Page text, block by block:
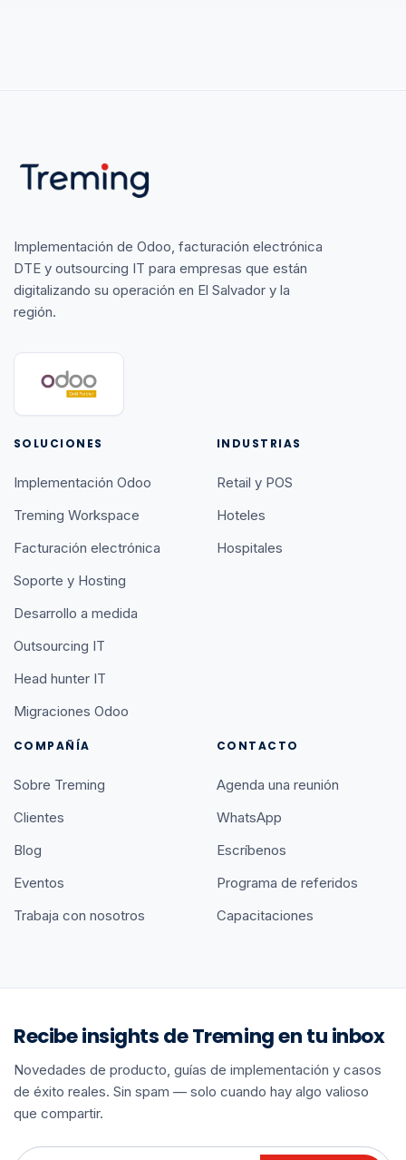
Implementación de Odoo, facturación electrónica
DTE y outsourcing IT para empresas que están
digitalizando su operación en El Salvador y la
región.
SOLUCIONES
Implementación Odoo
Treming Workspace
Facturación electrónica
Soporte y Hosting
Desarrollo a medida
Outsourcing IT
Head hunter IT
Migraciones Odoo
INDUSTRIAS
Retail y POS
Hoteles
Hospitales
COMPAÑÍA
Sobre Treming
Clientes
Blog
Eventos
Trabaja con nosotros
CONTACTO
Agenda una reunión
WhatsApp
Escríbenos
Programa de referidos
Capacitaciones
Recibe insights de Treming en tu inbox
Novedades de producto, guías de implementación y casos
de éxito reales. Sin spam — solo cuando hay algo valioso
que compartir.